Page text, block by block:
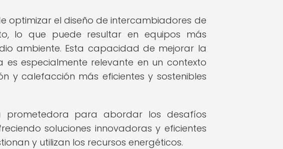
optimizar el diseño de intercambiadores de
lo que puede resultar en equipos más
ambiente. Esta capacidad de mejorar la
especialmente relevante en un contexto
y calefacción más eficientes y sostenibles
prometedora para abordar los desafíos
soluciones innovadoras y eficientes
y utilizan los recursos energéticos.